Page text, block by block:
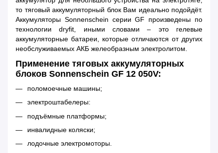
то тяговый аккумуляторный блок Вам идеально подойдёт.
Аккумуляторы Sonnenschein серии GF произведены по
технологии dryfit, иными словами – это гелевые
аккумуляторные батареи, которые отличаются от других
необслуживаемых АКБ желеобразным электролитом.
Применение тяговых аккумуляторных
блоков Sonnenschein GF 12 050V:
поломоечные машины;
электроштабелеры:
подъёмные платформы;
инвалидные коляски;
лодочные электромоторы.